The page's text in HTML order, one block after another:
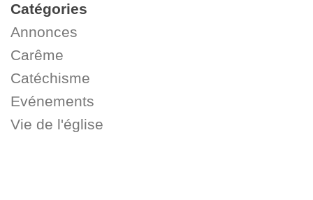
Catégories
Annonces
Carême
Catéchisme
Evénements
Vie de l'église